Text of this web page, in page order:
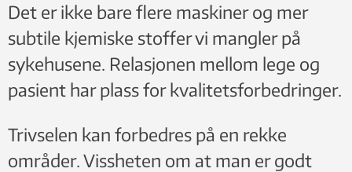
Det er ikke bare flere maskiner og mer
subtile kjemiske stoffer vi mangler på
sykehusene. Relasjonen mellom lege og
pasient har plass for kvalitetsforbedringer.
Trivselen kan forbedres på en rekke
områder. Vissheten om at man er godt